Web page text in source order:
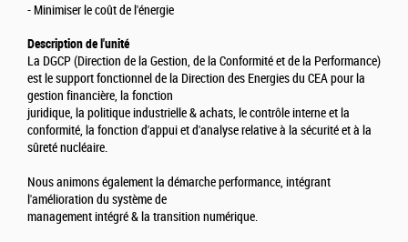
- Minimiser le coût de l'énergie
Description de l'unité
La DGCP (Direction de la Gestion, de la Conformité et de la Performance)
est le support fonctionnel de la Direction des Energies du CEA pour la
gestion financière, la fonction
juridique, la politique industrielle & achats, le contrôle interne et la
conformité, la fonction d'appui et d'analyse relative à la sécurité et à la
sûreté nucléaire.
Nous animons également la démarche performance, intégrant
l'amélioration du système de
management intégré & la transition numérique.